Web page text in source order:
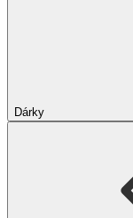
Dárky